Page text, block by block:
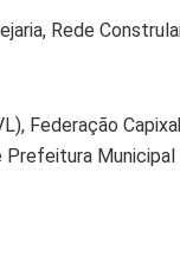
Rede
Federação
Municipal